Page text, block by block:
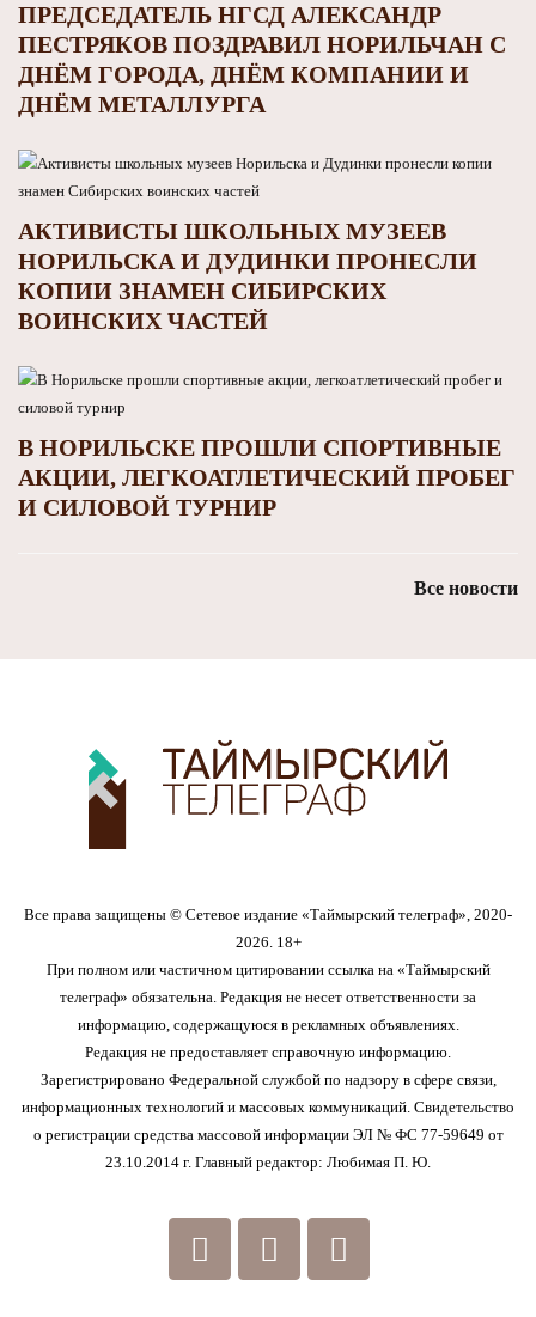
ПРЕДСЕДАТЕЛЬ НГСД АЛЕКСАНДР
ПЕСТРЯКОВ ПОЗДРАВИЛ НОРИЛЬЧАН С
ДНЁМ ГОРОДА, ДНЁМ КОМПАНИИ И
ДНЁМ МЕТАЛЛУРГА
АКТИВИСТЫ ШКОЛЬНЫХ МУЗЕЕВ
НОРИЛЬСКА И ДУДИНКИ ПРОНЕСЛИ
КОПИИ ЗНАМЕН СИБИРСКИХ
ВОИНСКИХ ЧАСТЕЙ
В НОРИЛЬСКЕ ПРОШЛИ СПОРТИВНЫЕ
АКЦИИ, ЛЕГКОАТЛЕТИЧЕСКИЙ ПРОБЕГ
И СИЛОВОЙ ТУРНИР
Все новости
Все права защищены © Сетевое издание «Таймырский телеграф», 2020-
2026. 18+
При полном или частичном цитировании ссылка на «Таймырский
телеграф» обязательна. Редакция не несет ответственности за
информацию, содержащуюся в рекламных объявлениях.
Редакция не предоставляет справочную информацию.
Зарегистрировано Федеральной службой по надзору в сфере связи,
информационных технологий и массовых коммуникаций. Свидетельство
о регистрации средства массовой информации ЭЛ № ФС 77-59649 от
23.10.2014 г. Главный редактор: Любимая П. Ю.